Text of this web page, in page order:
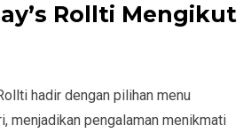
Rollti Mengikut
hadir dengan pilihan menu
menjadikan pengalaman menikmati